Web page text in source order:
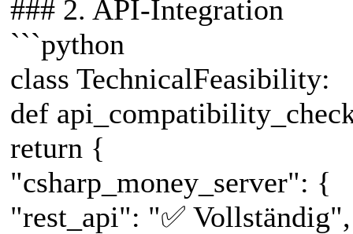
### 2. API-Integration
```python
class TechnicalFeasibility:
def
return {
"csharp_money_server": {
"rest_api": "✅ Vollständig",